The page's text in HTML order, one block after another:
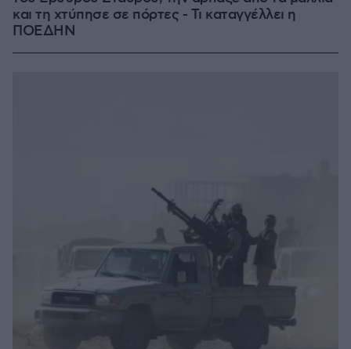
και τη χτύπησε σε πόρτες - Τι καταγγέλλει η
ΠΟΕΔΗΝ